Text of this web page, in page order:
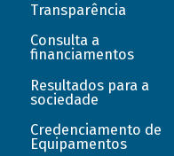
Transparência
Consulta a
financiamentos
Resultados para a
sociedade
Credenciamento de
Equipamentos